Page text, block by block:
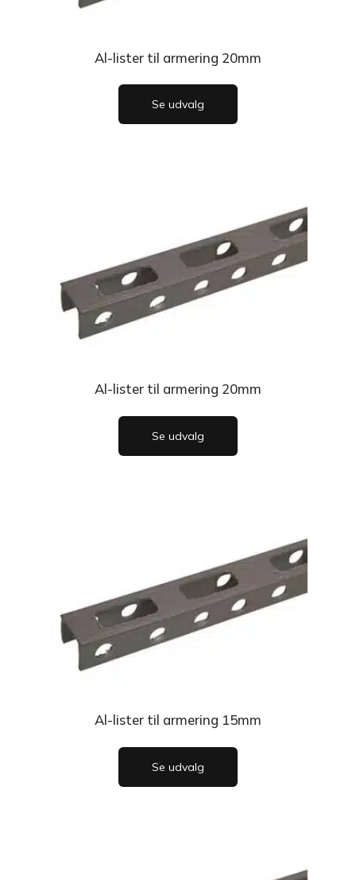
Al-lister til armering 20mm
Se udvalg
Al-lister til armering 20mm
Se udvalg
Al-lister til armering 15mm
Se udvalg